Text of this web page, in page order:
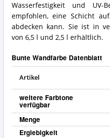
Wasserfestigkeit und
empfohlen, eine Schicht
abdecken kann. Sie ist in
von 6,5 l und 2,5 l erhältlich.
Bunte Wandfarbe Datenblatt
Artikel
weitere Farbtone
verfügbar
Menge
Ergiebigkeit